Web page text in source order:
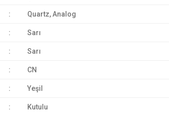
: Quartz, Analog
: Sarı
: Sarı
: CN
: Yeşil
: Kutulu